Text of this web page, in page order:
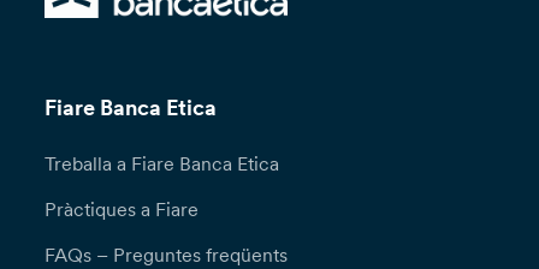
Fiare Banca Etica
Treballa a Fiare Banca Etica
Pràctiques a Fiare
FAQs – Preguntes freqüents